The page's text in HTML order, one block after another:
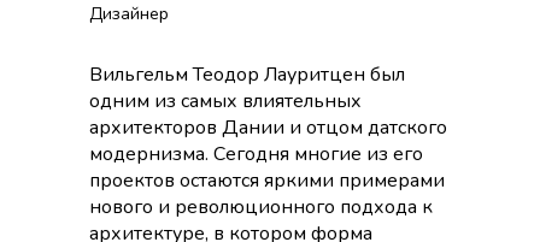
Вильгельм Теодор Лауритцен был
одним из самых влиятельных
архитекторов Дании и отцом датского
модернизма. Сегодня многие из его
проектов остаются яркими примерами
нового и революционного подхода к
архитектуре, в котором форма
Дизайнер